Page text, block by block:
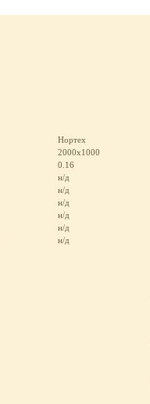
Нортех
2000х1000
0.16
н/д
н/д
н/д
н/д
н/д
н/д